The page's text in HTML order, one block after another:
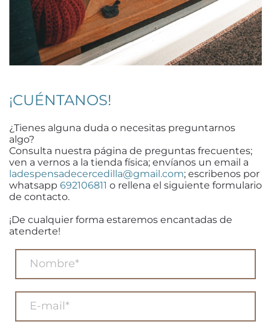
¡CUÉNTANOS!
¿Tienes alguna duda o necesitas preguntarnos
algo?
Consulta nuestra página de preguntas frecuentes;
ven a vernos a la tienda física; envíanos un email a
ladespensadecercedilla@gmail.com; escribenos por
whatsapp 692106811 o rellena el siguiente formulario
de contacto.
¡De cualquier forma estaremos encantadas de
atenderte!